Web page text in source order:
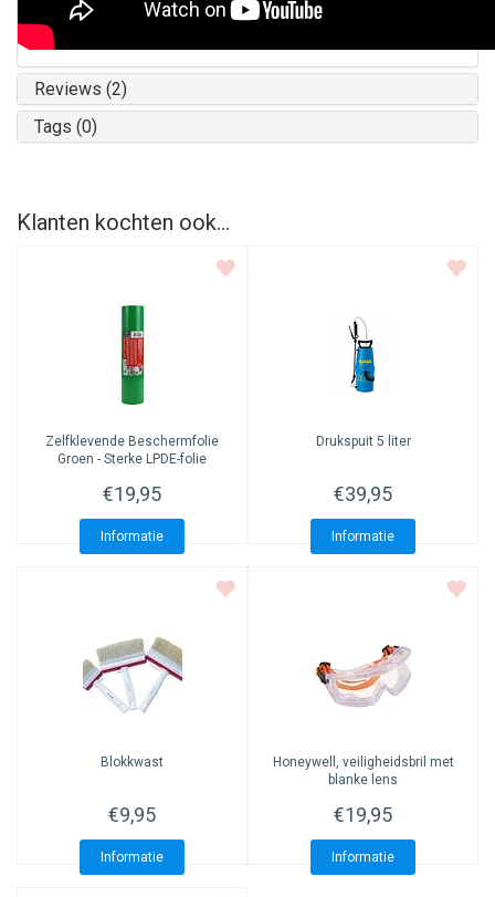
Reviews (2)
Tags (0)
Klanten kochten ook...
Zelfklevende Beschermfolie
Groen - Sterke LPDE-folie
€19,95
Informatie
Drukspuit 5 liter
€39,95
Informatie
Blokkwast
€9,95
Informatie
Honeywell, veiligheidsbril met
blanke lens
€19,95
Informatie